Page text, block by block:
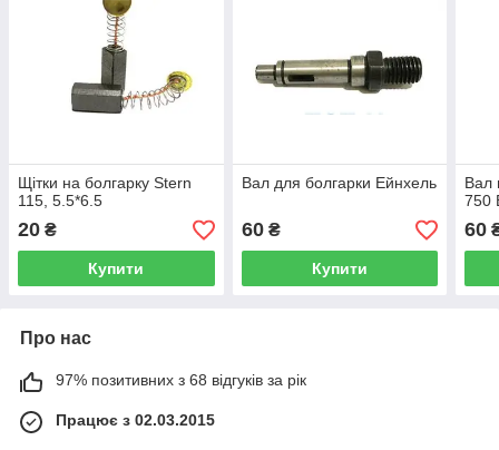
Щітки на болгарку Stern
115, 5.5*6.5
20 ₴
Купити
Вал для болгарки Ейнхель
60₴
Купити
Вал
750
60
Про нас
97% позитивних з 68 відгуків за рік
Працює з 02.03.2015